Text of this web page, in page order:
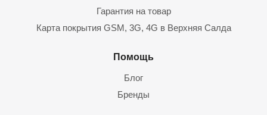
Гарантия на товар
Карта покрытия GSM, 3G, 4G в Верхняя Салда
Помощь
Блог
Бренды